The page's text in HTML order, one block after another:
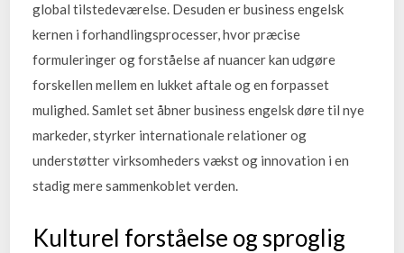
global tilstedeværelse. Desuden er business engelsk
kernen i forhandlingsprocesser, hvor præcise
formuleringer og forståelse af nuancer kan udgøre
forskellen mellem en lukket aftale og en forpasset
mulighed. Samlet set åbner business engelsk døre til nye
markeder, styrker internationale relationer og
understøtter virksomheders vækst og innovation i en
stadig mere sammenkoblet verden.
Kulturel forståelse og sproglig